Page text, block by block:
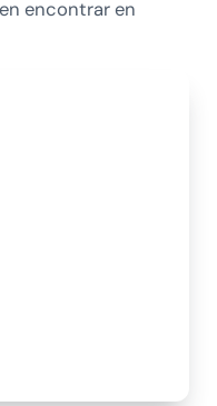
encontrar en